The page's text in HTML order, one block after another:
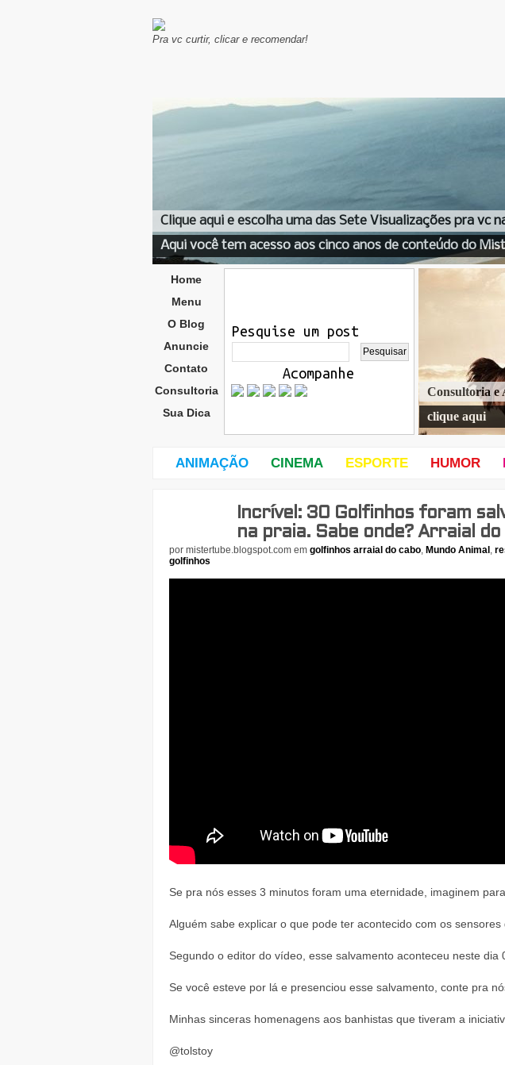
Pra vc curtir, clicar e recomendar!
Clique aqui e escolha uma das Sete Visualizações pra vc
Aqui você tem acesso aos cinco anos de conteúdo do
Home
Menu
O Blog
Anuncie
Contato
Consultoria
Sua Dica
Pesquise um post
Acompanhe
Consultoria e
clique aqui
ANIMAÇÃO CINEMA ESPORTE HUMOR
feira
,
de
Incrível: 30 Golfinhos foram
na praia. Sabe onde? Arraial do
por mistertube.blogspot.com em golfinhos arraial do cabo, Mundo Animal ,
golfinhos
Se pra nós esses 3 minutos foram uma eternidade, imaginem
Alguém sabe explicar o que pode ter acontecido com os
Segundo o editor do vídeo, esse salvamento aconteceu neste dia
Se você esteve por lá e presenciou esse salvamento, conte pra
Minhas sinceras homenagens aos banhistas que tiveram a
@tolstoy